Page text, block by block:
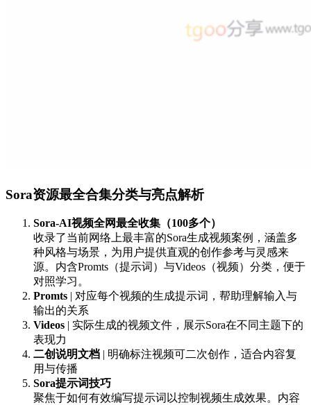
Sora资源最全合集分类与亮点解析
Sora-AI视频全网最全收集（100多个）
收录了当前网络上最丰富的Sora生成视频案例，涵盖多
种风格与场景，为用户提供直观的创作参考与灵感来
源。内含Promts（提示词）与Videos（视频）分类，便于
对照学习。
Promts | 对应每个视频的生成提示词，帮助理解输入与
输出的关系
Videos | 实际生成的视频文件，展示Sora在不同主题下的
表现力
二创说明文档 | 明确标注视频可二次创作，适合内容复
用与传播
Sora提示词技巧
聚焦于如何有效编写提示词以控制视频生成效果。内容